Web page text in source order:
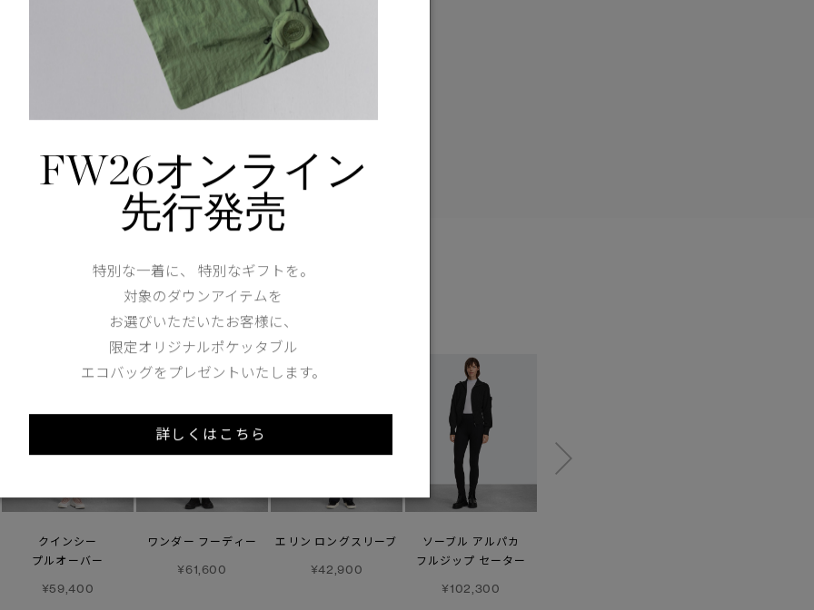
ジャージー素材のカンガルーポケット
リブニット仕様の袖口と裾
仕様が変更する場合がございます。
あなたへのおすすめ
クインシー
プルオーバー
¥59,400
ワンダー フーディー
¥61,600
エリン ロングスリーブ
¥42,900
ソーブル アルパカ
フルジップ セーター
¥102,300
FW26オンライン
先行発売
特別な一着に、 特別なギフトを。
対象のダウンアイテムを
お選びいただいたお客様に、
限定オリジナルポケッタブル
エコバッグをプレゼントいたします。
詳しくはこちら